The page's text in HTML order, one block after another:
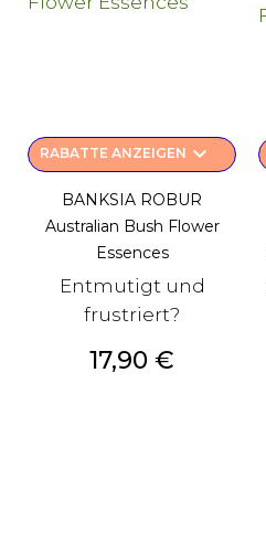
RABATTE ANZEIGEN keyboard_arrow_down
BANKSIA ROBUR
Australian Bush Flower
Essences
Entmutigt und
frustriert?
Preis
17,90 €